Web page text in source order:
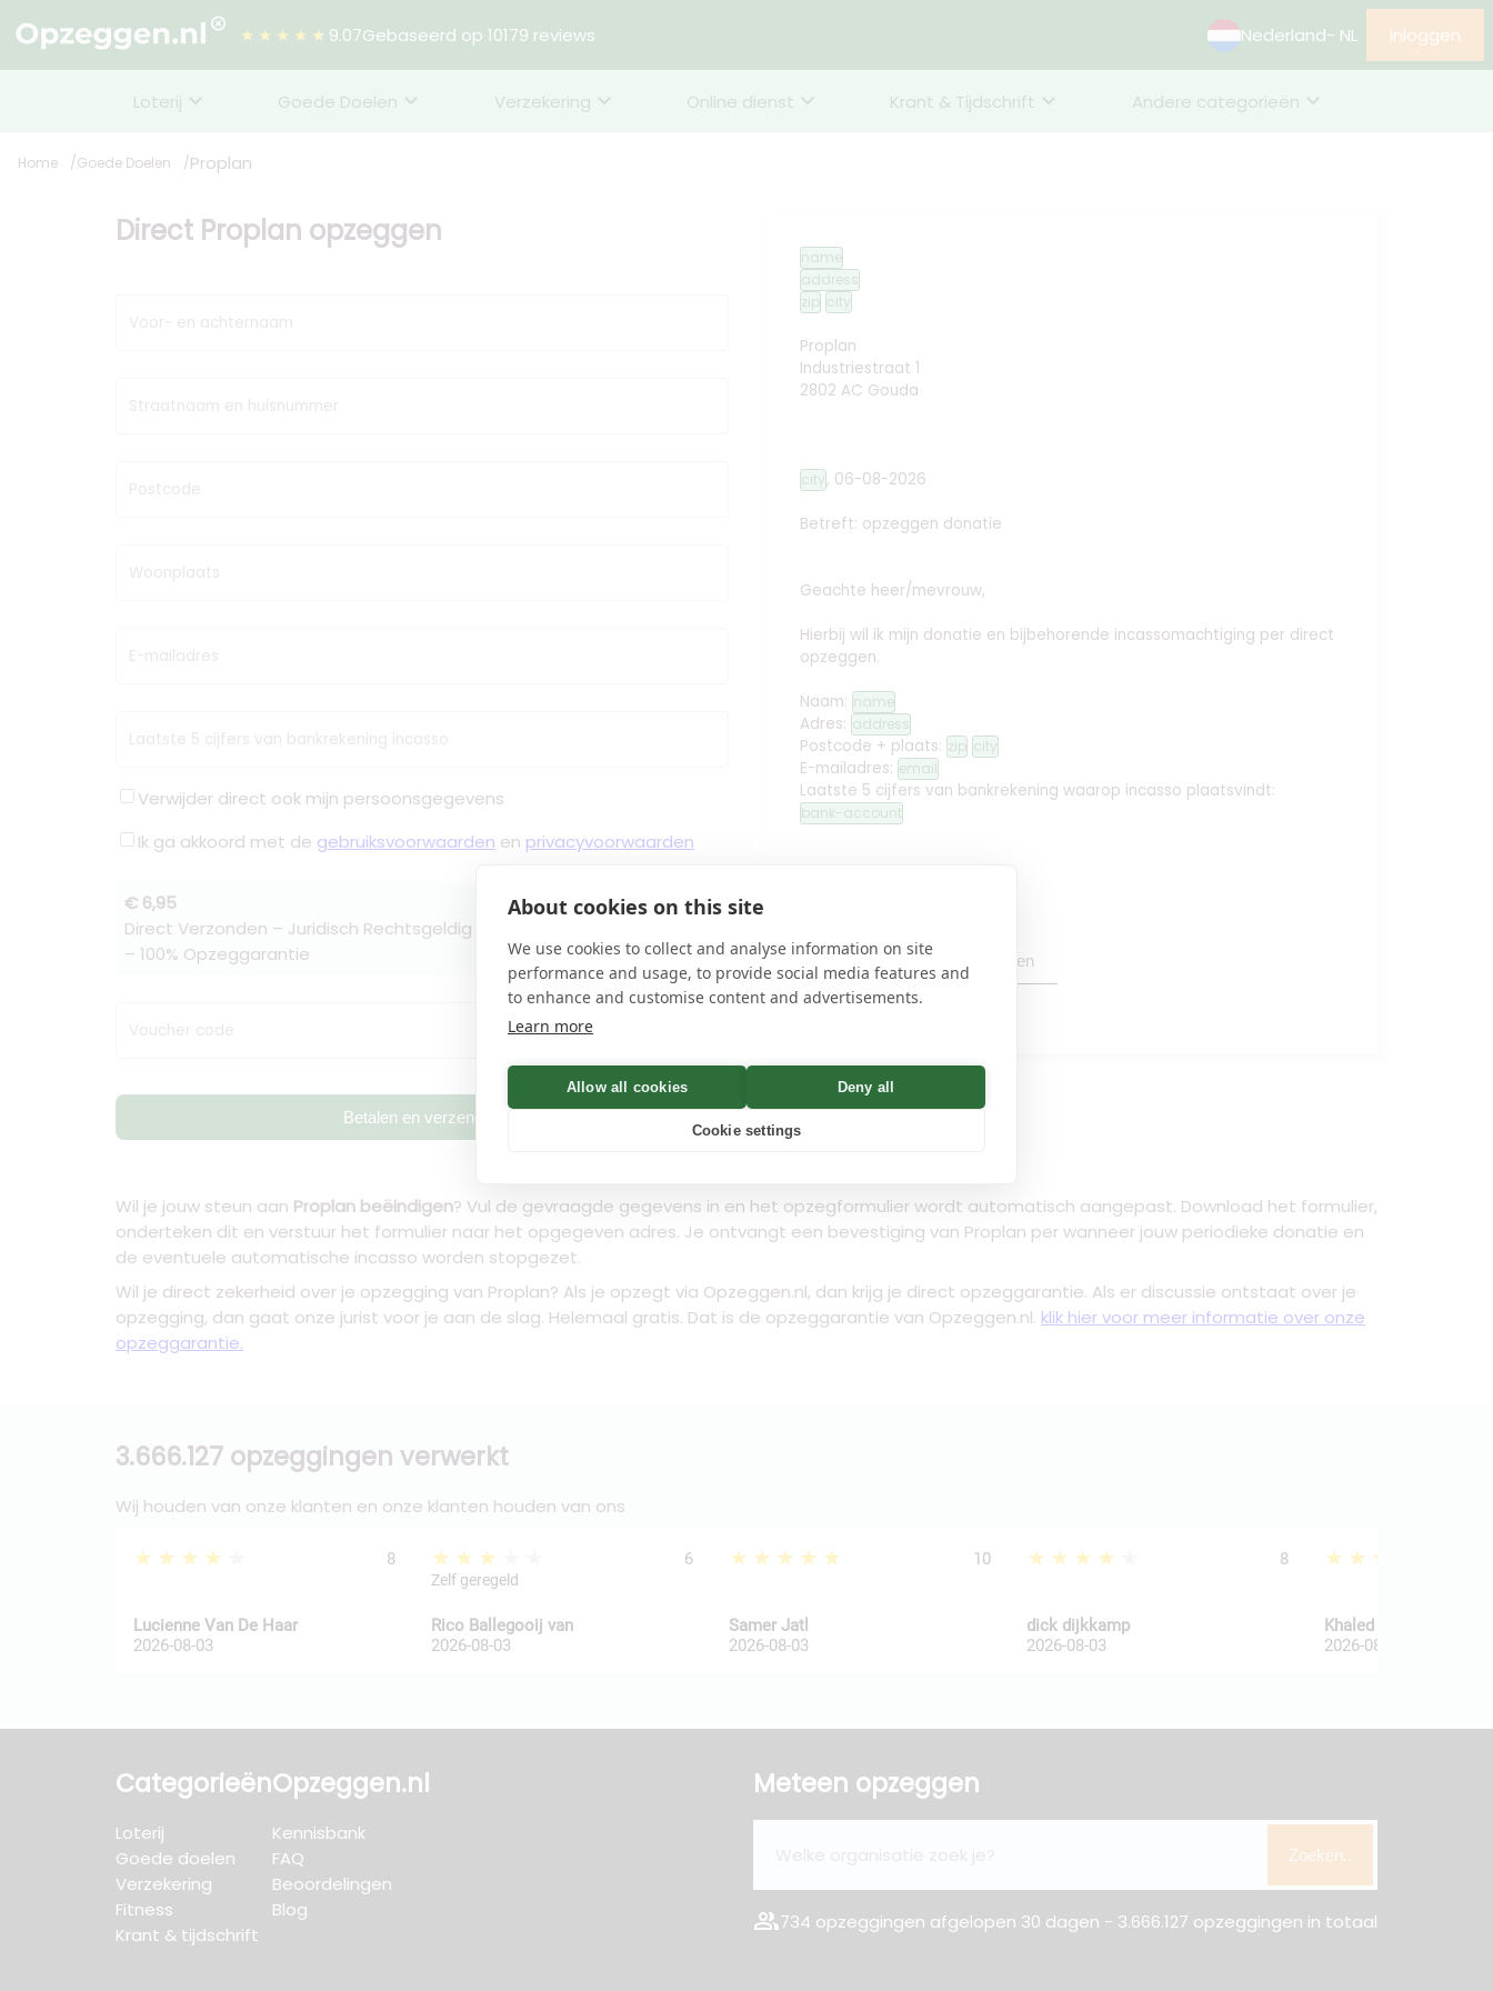
About cookies on this site
We use cookies to collect and analyse information on site
performance and usage, to provide social media features and
to enhance and customise content and advertisements.
Learn more
Allow all cookies Deny all
Cookie settings
★★★★★ 9.07Gebaseerd op 10179 reviews Nederland- NL Inloggen
Loterij Goede Doelen Verzekering Online dienst Krant & Tijdschrift Andere categorieën
Home Goede Doelen Proplan
Direct Proplan opzeggen
Voor- en achternaam
Straatnaam en huisnummer
Postcode
Woonplaats
E-mailadres
Laatste 5 cijfers van bankrekening incasso
Verwijder direct ook mijn persoonsgegevens
Ik ga akkoord met de gebruiksvoorwaarden en privacyvoorwaarden
€ 6,95
Direct Verzonden – Juridisch Rechtsgeldig – Bevestiging binnen Minuten
– 100% Opzeggarantie
Voucher code
Betalen en verzenden
name
address
zip city
Proplan
Industriestraat 1
2802 AC Gouda
city, 06-08-2026
Betreft: opzeggen donatie
Geachte heer/mevrouw,
Hierbij wil ik mijn donatie en bijbehorende incassomachtiging per direct
opzeggen.
Naam: name
Adres: address
Postcode + plaats: zip city
E-mailadres: email
Laatste 5 cijfers van bankrekening waarop incasso plaatsvindt:
bank-account
editHandtekening toevoegen
name
Wil je jouw steun aan Proplan beëindigen? Vul de gevraagde gegevens in en het opzegformulier wordt automatisch aangepast. Download het formulier,
onderteken dit en verstuur het formulier naar het opgegeven adres. Je ontvangt een bevestiging van Proplan per wanneer jouw periodieke donatie en
de eventuele automatische incasso worden stopgezet.
Wil je direct zekerheid over je opzegging van Proplan? Als je opzegt via Opzeggen.nl, dan krijg je direct opzeggarantie. Als er discussie ontstaat over je
opzegging, dan gaat onze jurist voor je aan de slag. Helemaal gratis. Dat is de opzeggarantie van Opzeggen.nl. klik hier voor meer informatie over onze
opzeggarantie.
3.666.127 opzeggingen verwerkt
Wij houden van onze klanten en onze klanten houden van ons
★★★★★ 8
Lucienne Van De Haar
2026-08-03
★★★★★ 6
Zelf geregeld
Rico Ballegooij van
2026-08-03
★★★★★ 10
Samer Jatl
2026-08-03
★★★★★ 8
dick dijkkamp
2026-08-03
★★★★★
Khaled Al Wakaa
2026-08-03
Categorieën
Loterij
Goede doelen
Verzekering
Fitness
Krant & tijdschrift
Opzeggen.nl
Kennisbank
FAQ
Beoordelingen
Blog
Meteen opzeggen
Zoeken..
group734 opzeggingen afgelopen 30 dagen - 3.666.127 opzeggingen in totaal